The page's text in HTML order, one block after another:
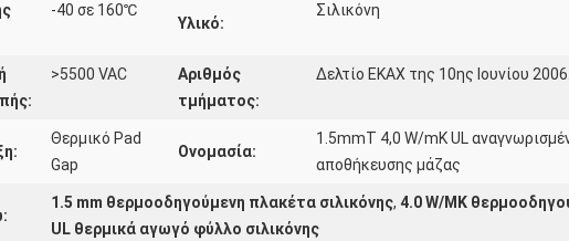
-40 σε 160℃
Υλικό:
Σιλικόνη
>5500 VAC
Αριθμός
τμήματος:
Δελτίο ΕΚΑΧ της 10ης Ιουνίου 2006.
Θερμικό Pad
Gap
Ονομασία:
1.5mmT 4,0 W/mK UL
αποθήκευσης μάζας
1.5 mm θερμοοδηγούμενη πλακέτα σιλικόνης, 4.0 W/MK
UL θερμικά αγωγό φύλλο σιλικόνης